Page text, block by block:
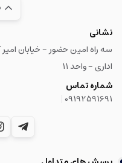
نشانی
اداری - واحد ۱۱
شماره تماس
09192591691